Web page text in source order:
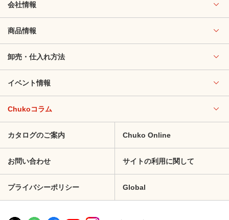
会社情報
商品情報
卸売・仕入れ方法
イベント情報
Chukoコラム
カタログのご案内 Chuko Online
お問い合わせ サイトの利用に関して
プライバシーポリシー Global